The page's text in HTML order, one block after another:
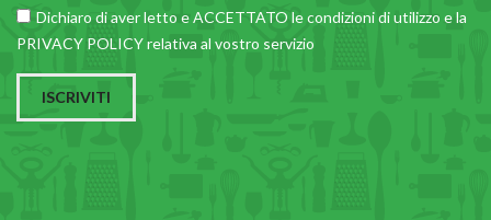
Dichiaro di aver letto e ACCETTATO lecondizioni di utilizzo e la
PRIVACY POLICY relativa al vostro servizio
ISCRIVITI